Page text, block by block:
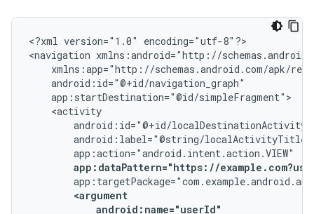
<?xml version="1.0"
encoding="utf-8"?>
<navigation
app:dataPattern="https://